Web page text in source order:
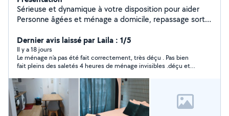
Sérieuse et dynamique à votre disposition pour aider
Personne âgées et ménage a domicile, repassage sortir
Dernier avis laissé par Laila : 1/5
Il y a 18 jours
Le ménage n’a pas été fait correctement, très déçu . Pas bien
fait pleins des saletés 4 heures de ménage invisibles .déçu et